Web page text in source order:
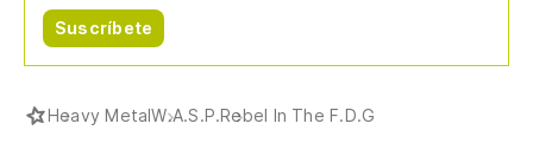
Suscríbete
Heavy MetalW.A.S.P.Rebel In The F.D.G